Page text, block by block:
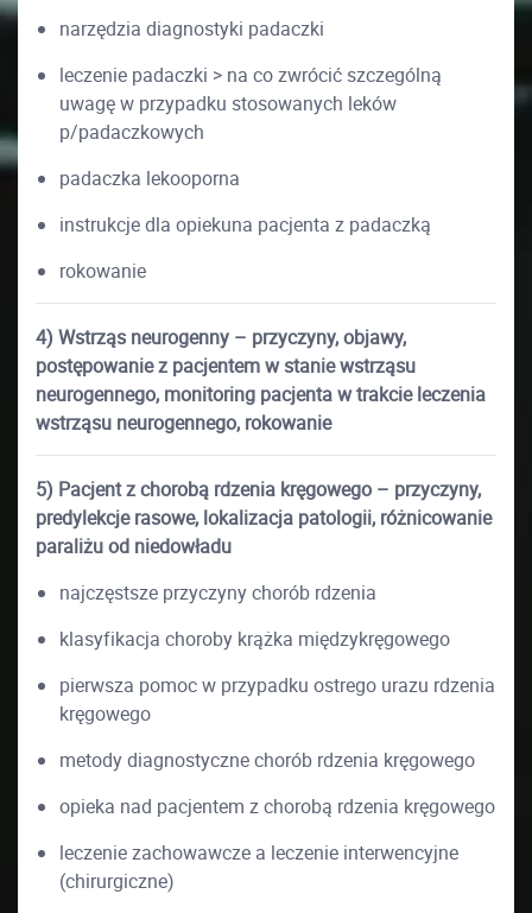
narzędzia diagnostyki padaczki
leczenie padaczki > na co zwrócić szczególną
uwagę w przypadku stosowanych leków
p/padaczkowych
padaczka lekooporna
instrukcje dla opiekuna pacjenta z padaczką
rokowanie
4) Wstrząs neurogenny – przyczyny, objawy,
postępowanie z pacjentem w stanie wstrząsu
neurogennego, monitoring pacjenta w trakcie leczenia
wstrząsu neurogennego, rokowanie
5) Pacjent z chorobą rdzenia kręgowego – przyczyny,
predylekcje rasowe, lokalizacja patologii, różnicowanie
paraliżu od niedowładu
najczęstsze przyczyny chorób rdzenia
klasyfikacja choroby krążka międzykręgowego
pierwsza pomoc w przypadku ostrego urazu rdzenia
kręgowego
metody diagnostyczne chorób rdzenia kręgowego
opieka nad pacjentem z chorobą rdzenia kręgowego
leczenie zachowawcze a leczenie interwencyjne
(chirurgiczne)